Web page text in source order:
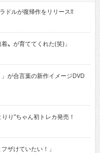
ドルが復帰作をリリース!!
〟が育ててくれた(笑)」
が合言葉の新作イメージDVD
り”ちゃん初トレカ発売！
ザけていたい！」